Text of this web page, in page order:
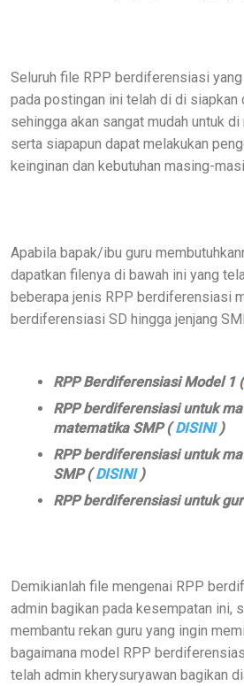
Seluruh file RPP berdiferensiasi yang
pada postingan ini telah di di siapkan
sehingga akan sangat mudah untuk
serta siapapun dapat melakukan
keinginan dan kebutuhan masing-
Apabila bapak/ibu guru
dapatkan filenya di bawah ini yang
beberapa jenis RPP berdiferensiasi
berdiferensiasi SD hingga jenjang
RPP Berdiferensiasi Model 1
RPP berdiferensiasi untuk
matematika SMP(DISINI)
RPP berdiferensiasi untuk
SMP(DISINI)
RPP berdiferensiasi untuk
Demikianlah file mengenai RPP
admin bagikan pada kesempatan ini,
membantu rekan guru yang ingin
bagaimana model RPP
telah admin kherysuryawan bagikan